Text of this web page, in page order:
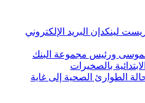
لينكدإن البريد الإلكتروني
ورئيس مجموعة البنك
بالصخيرات
الطوارئ الصحية إلى غاية